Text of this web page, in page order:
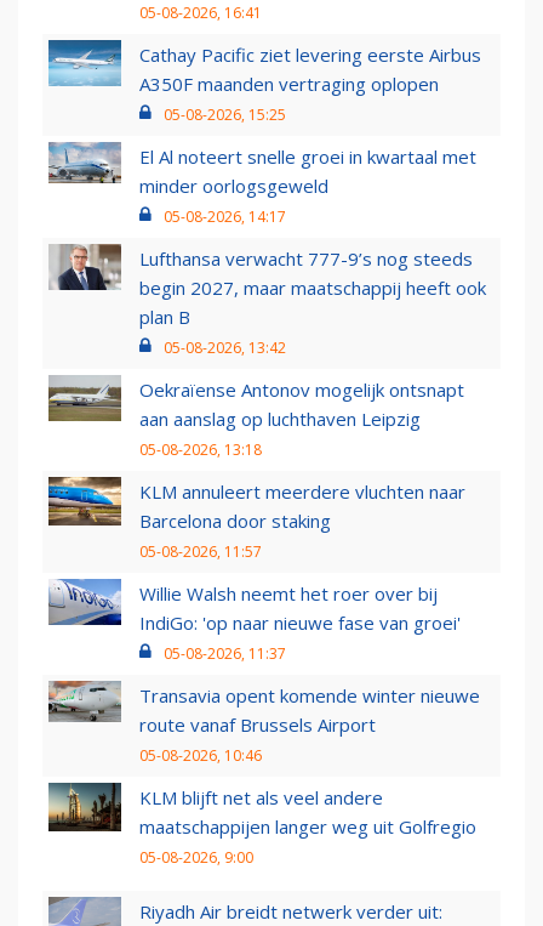
05-08-2026, 16:41
Cathay Pacific ziet levering eerste Airbus
A350F maanden vertraging oplopen
05-08-2026, 15:25
El Al noteert snelle groei in kwartaal met
minder oorlogsgeweld
05-08-2026, 14:17
Lufthansa verwacht 777-9’s nog steeds
begin 2027, maar maatschappij heeft ook
plan B
05-08-2026, 13:42
Oekraïense Antonov mogelijk ontsnapt
aan aanslag op luchthaven Leipzig
05-08-2026, 13:18
KLM annuleert meerdere vluchten naar
Barcelona door staking
05-08-2026, 11:57
Willie Walsh neemt het roer over bij
IndiGo: 'op naar nieuwe fase van groei'
05-08-2026, 11:37
Transavia opent komende winter nieuwe
route vanaf Brussels Airport
05-08-2026, 10:46
KLM blijft net als veel andere
maatschappijen langer weg uit Golfregio
05-08-2026, 9:00
Riyadh Air breidt netwerk verder uit: